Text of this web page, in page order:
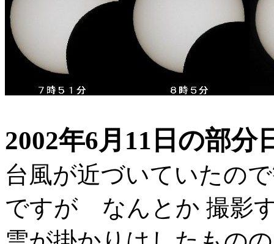
2002年6月11日の部分
台風が近づいていたの
ですが なんとか 撮影